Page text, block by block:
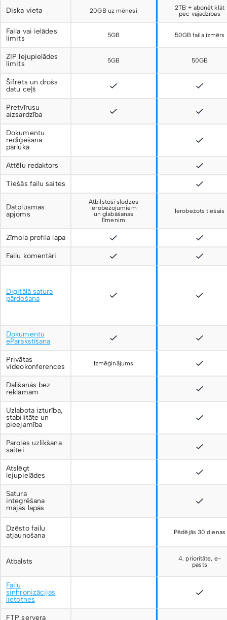
Diska vieta 20GB uz mēnesi
2TB + abonēt klāt
pēc vajadzības
Faila vai ielādes
limits
5GB 50GB faila izmērs
ZIP lejupielādes
limits
5GB 50GB
Šifrēts un drošs
datu ceļš
Pretvīrusu
aizsardzība
Dokumentu
rediģēšana
pārlūkā
Attēlu redaktors
Tiešās failu saites
Datplūsmas
apjoms
Atbilstoši slodzes
ierobežojumiem
un glabāšanas
līmenim
Ierobežots tiešais
Zīmola profila lapa
Failu komentāri
Digitālā satura
pārdošana
Dokumentu
eParakstīšana
Privātas
videokonferences
Izmēģinājums
Dalīšanās bez
reklāmām
Uzlabota izturība,
stabilitāte un
pieejamība
Paroles uzlikšana
saitei
Atslēgt
lejupielādes
Satura
integrēšana
mājas lapās
Dzēsto failu
atjaunošana
Pēdējās 30 dienas
Atbalsts
4. prioritāte, e-
pasts
Failu
sinhronizācijas
lietotnes
FTP servera